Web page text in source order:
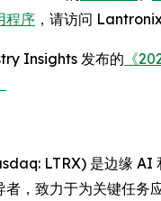
程序 ，请访问
Insights 发布的 《
LTRX) 是边缘 AI
者，致力于为关键任务